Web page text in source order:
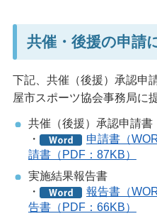
共催・後援の申請
下記、共催（後援）承認申
屋市スポーツ協会事務局に
共催（後援）承認申請書
・
申請書（
請書（PDF：87KB）
実施結果報告書
・
報告書（
告書（PDF：66KB）